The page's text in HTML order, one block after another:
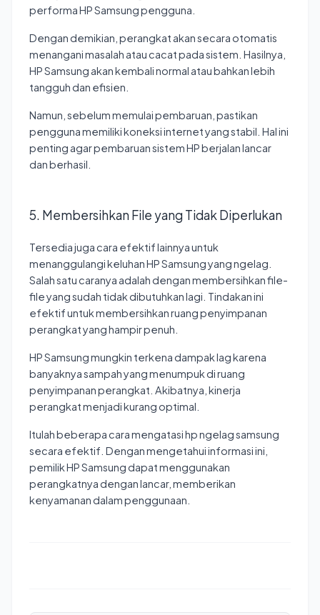
performa HP Samsung pengguna.
Dengan demikian, perangkat akan secara otomatis
menangani masalah atau cacat pada sistem. Hasilnya,
HP Samsung akan kembali normal atau bahkan lebih
tangguh dan efisien.
Namun, sebelum memulai pembaruan, pastikan
pengguna memiliki koneksi internet yang stabil. Hal ini
penting agar pembaruan sistem HP berjalan lancar
dan berhasil.
5. Membersihkan File yang Tidak Diperlukan
Tersedia juga cara efektif lainnya untuk
menanggulangi keluhan HP Samsung yang ngelag.
Salah satu caranya adalah dengan membersihkan file-
file yang sudah tidak dibutuhkan lagi. Tindakan ini
efektif untuk membersihkan ruang penyimpanan
perangkat yang hampir penuh.
HP Samsung mungkin terkena dampak lag karena
banyaknya sampah yang menumpuk di ruang
penyimpanan perangkat. Akibatnya, kinerja
perangkat menjadi kurang optimal.
Itulah beberapa cara mengatasi hp ngelag samsung
secara efektif. Dengan mengetahui informasi ini,
pemilik HP Samsung dapat menggunakan
perangkatnya dengan lancar, memberikan
kenyamanan dalam penggunaan.